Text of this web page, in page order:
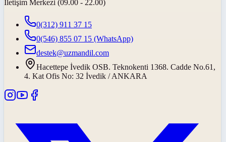
İletişim Merkezi (09.00 - 22.00)
0(312) 911 37 15
0(546) 855 07 15 (WhatsApp)
destek@uzmandil.com
Hacettepe İvedik OSB. Teknokenti 1368. Cadde No.61,
4. Kat Ofis No: 32 İvedik / ANKARA